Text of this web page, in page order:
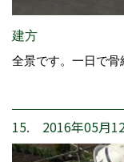
建方
全景です。一日で骨
15. 2016年05月